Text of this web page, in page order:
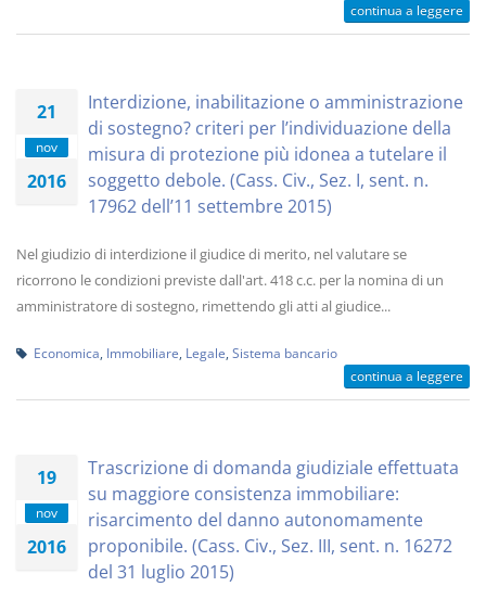
continua a leggere
21
nov
2016
Interdizione, inabilitazione o amministrazione
di sostegno? criteri per l’individuazione della
misura di protezione più idonea a tutelare il
soggetto debole. (Cass. Civ., Sez. I, sent. n.
17962 dell’11 settembre 2015)
Nel giudizio di interdizione il giudice di merito, nel valutare se
ricorrono le condizioni previste dall'art. 418 c.c. per la nomina di un
amministratore di sostegno, rimettendo gli atti al giudice...
Economica Immobiliare Legale Sistema bancario
continua a leggere
19
nov
2016
Trascrizione di domanda giudiziale effettuata
su maggiore consistenza immobiliare:
risarcimento del danno autonomamente
proponibile. (Cass. Civ., Sez. III, sent. n. 16272
del 31 luglio 2015)